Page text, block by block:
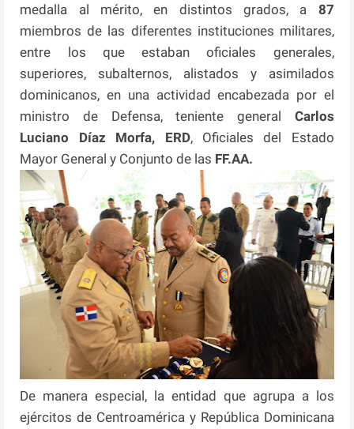
medalla al mérito, en distintos grados, a 87
miembros de las diferentes instituciones militares,
entre los que estaban oficiales generales,
superiores, subalternos, alistados y asimilados
dominicanos, en una actividad encabezada por el
ministro de Defensa, teniente general Carlos
Luciano Díaz Morfa, ERD, Oficiales del Estado
Mayor General y Conjunto de las FF.AA.
De manera especial, la entidad que agrupa a los
ejércitos de Centroamérica y República Dominicana